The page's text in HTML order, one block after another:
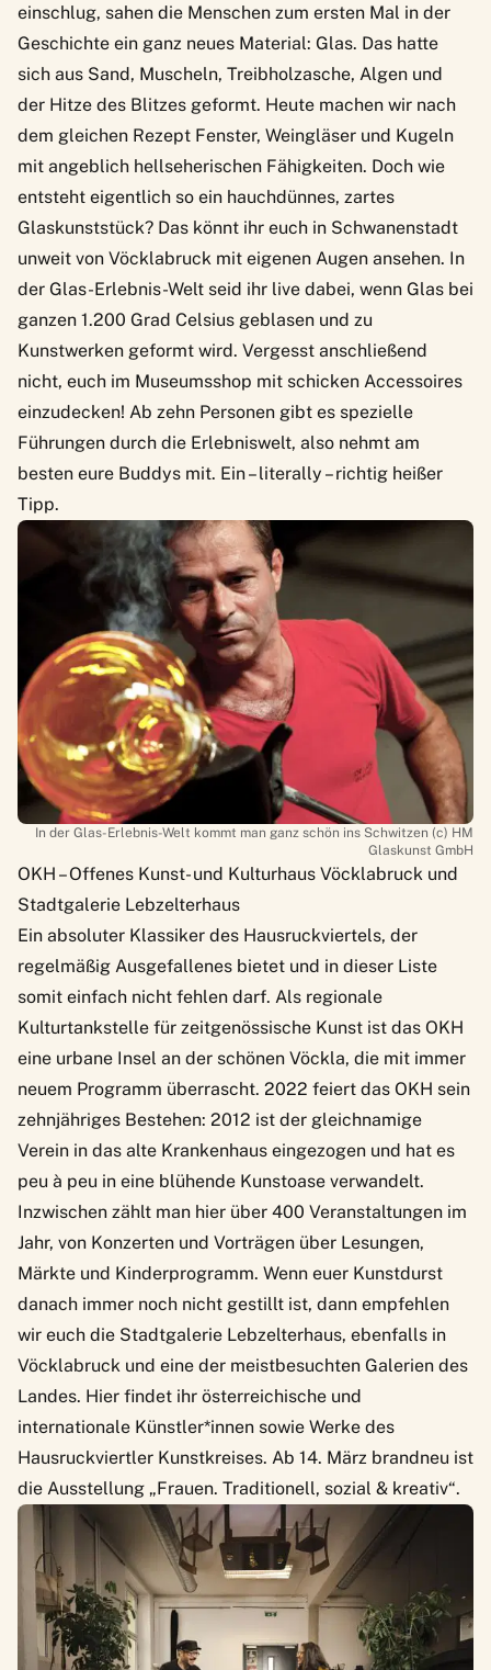
einschlug, sahen die Menschen zum ersten Mal in der
Geschichte ein ganz neues Material: Glas. Das hatte
sich aus Sand, Muscheln, Treibholzasche, Algen und
der Hitze des Blitzes geformt. Heute machen wir nach
dem gleichen Rezept Fenster, Weingläser und Kugeln
mit angeblich hellseherischen Fähigkeiten. Doch wie
entsteht eigentlich so ein hauchdünnes, zartes
Glaskunststück? Das könnt ihr euch in Schwanenstadt
unweit von Vöcklabruck mit eigenen Augen ansehen. In
der Glas-Erlebnis-Welt seid ihr live dabei, wenn Glas bei
ganzen 1.200 Grad Celsius geblasen und zu
Kunstwerken geformt wird. Vergesst anschließend
nicht, euch im Museumsshop mit schicken Accessoires
einzudecken! Ab zehn Personen gibt es spezielle
Führungen durch die Erlebniswelt, also nehmt am
besten eure Buddys mit. Ein – literally – richtig heißer
Tipp.
In der Glas-Erlebnis-Welt kommt man ganz schön ins Schwitzen (c) HM
Glaskunst GmbH
OKH – Offenes Kunst- und Kulturhaus Vöcklabruck und
Stadtgalerie Lebzelterhaus
Ein absoluter Klassiker des Hausruckviertels, der
regelmäßig Ausgefallenes bietet und in dieser Liste
somit einfach nicht fehlen darf. Als regionale
Kulturtankstelle für zeitgenössische Kunst ist das OKH
eine urbane Insel an der schönen Vöckla, die mit immer
neuem Programm überrascht. 2022 feiert das OKH sein
zehnjähriges Bestehen: 2012 ist der gleichnamige
Verein in das alte Krankenhaus eingezogen und hat es
peu à peu in eine blühende Kunstoase verwandelt.
Inzwischen zählt man hier über 400 Veranstaltungen im
Jahr, von Konzerten und Vorträgen über Lesungen,
Märkte und Kinderprogramm. Wenn euer Kunstdurst
danach immer noch nicht gestillt ist, dann empfehlen
wir euch die Stadtgalerie Lebzelterhaus, ebenfalls in
Vöcklabruck und eine der meistbesuchten Galerien des
Landes. Hier findet ihr österreichische und
internationale Künstler*innen sowie Werke des
Hausruckviertler Kunstkreises. Ab 14. März brandneu ist
die Ausstellung „Frauen. Traditionell, sozial & kreativ“.